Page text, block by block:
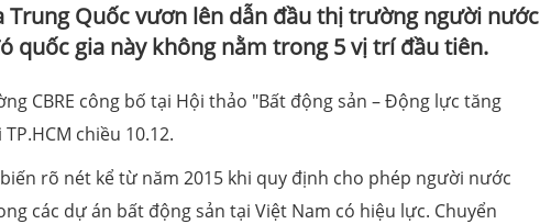
Trung Quốc vươn lên dẫn đầu thị trường người nước
quốc gia này không nằm trong 5 vị trí đầu tiên.
CBRE công bố tại Hội thảo "Bất động sản – Động lực tăng
chiều 10.12.
rõ nét kể từ năm 2015 khi quy định cho phép người nước
các dự án bất động sản tại Việt Nam có hiệu lực. Chuyển